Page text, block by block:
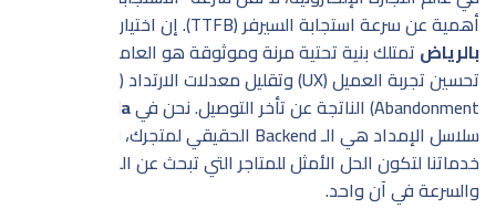
أهمية عن سرعة استجابة السيرفر (TTFB). إن اختيار
بالرياض تمتلك بنية تحتية مرنة وموثوقة هو العامل الحاسم في
Abandonment) الناتجة عن تأخر التوصيل. نحن في
Fullvia
سلاسل الإمداد هي الـ Backend الحقيقي لمتجرك، ولذلك صممنا
خدماتنا لتكون الحل الأمثل للمتاجر التي تبحث عن الكفاءة
والسرعة في آن واحد.